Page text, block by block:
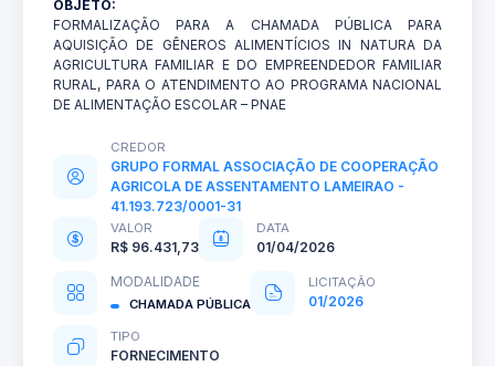
OBJETO:
FORMALIZAÇÃO PARA A CHAMADA PÚBLICA PARA
AQUISIÇÃO DE GÊNEROS ALIMENTÍCIOS IN NATURA DA
AGRICULTURA FAMILIAR E DO EMPREENDEDOR FAMILIAR
RURAL, PARA O ATENDIMENTO AO PROGRAMA NACIONAL
DE ALIMENTAÇÃO ESCOLAR – PNAE
CREDOR
GRUPO FORMAL ASSOCIAÇÃO DE COOPERAÇÃO
AGRICOLA DE ASSENTAMENTO LAMEIRAO -
41.193.723/0001-31
VALOR
R$ 96.431,73
DATA
01/04/2026
MODALIDADE
CHAMADA PÚBLICA
LICITAÇÃO
01/2026
TIPO
FORNECIMENTO